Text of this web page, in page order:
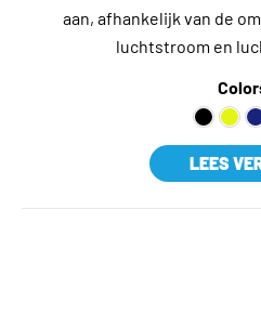
aan, afhankelijk van de
luchtstroom en
LEES